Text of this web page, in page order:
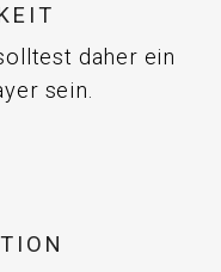
daher ein
sein.